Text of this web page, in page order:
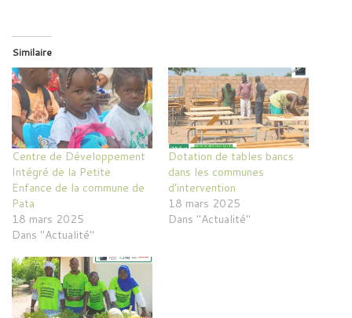
Similaire
Centre de Développement
Intégré de la Petite
Enfance de la commune de
Pata
18 mars 2025
Dans "Actualité"
Dotation de tables bancs
dans les communes
d’intervention
18 mars 2025
Dans "Actualité"